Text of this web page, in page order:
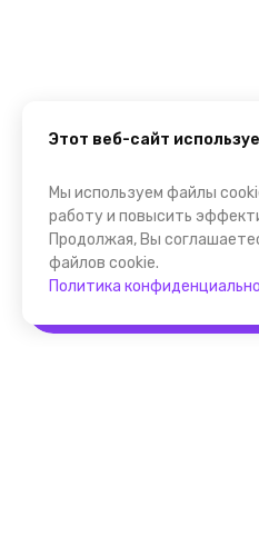
Этот веб-сайт
Мы используем файлы
работу и повысить
Продолжая, Вы
файлов cookie.
Политика